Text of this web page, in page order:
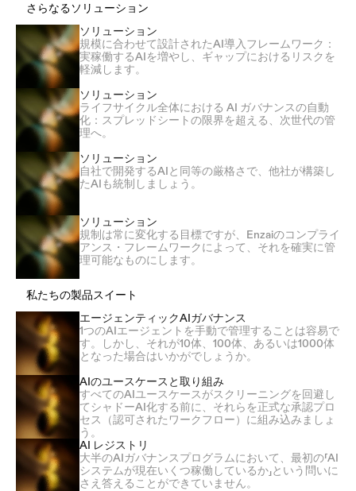
さらなるソリューション
ソリューション
規模に合わせて設計されたAI導入フレームワーク：
実稼働するAIを増やし、ギャップにおけるリスクを
軽減します。
ソリューション
ライフサイクル全体における AI ガバナンスの自動
化：スプレッドシートの限界を超える、次世代の管
理へ。
ソリューション
自社で開発するAIと同等の厳格さで、他社が構築し
たAIも統制しましょう。
ソリューション
規制は常に変化する目標ですが、Enzaiのコンプライ
アンス・フレームワークによって、それを確実に管
理可能なものにします。
私たちの製品スイート
エージェンティックAIガバナンス
1つのAIエージェントを手動で管理することは容易で
す。しかし、それが10体、100体、あるいは1000体
となった場合はいかがでしょうか。
AIのユースケースと取り組み
すべてのAIユースケースがスクリーニングを回避し
てシャドーAI化する前に、それらを正式な承認プロ
セス（認可されたワークフロー）に組み込みましょ
う。
AI レジストリ
大半のAIガバナンスプログラムにおいて、最初の「AI
システムが現在いくつ稼働しているか」という問いに
さえ答えることができていません。